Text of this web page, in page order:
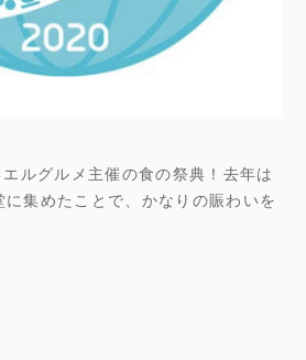
ルグルメ主催の食の祭典！去年は
に集めたことで、かなりの賑わいを